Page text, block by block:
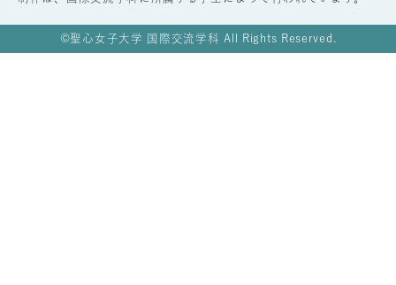
©聖心女子大学 国際交流学科 All Rights Reserved.